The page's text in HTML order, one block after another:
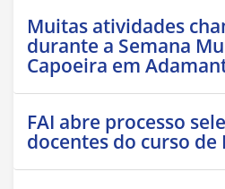
Muitas atividades
durante a Semana
Capoeira em
FAI abre processo
docentes do curso de